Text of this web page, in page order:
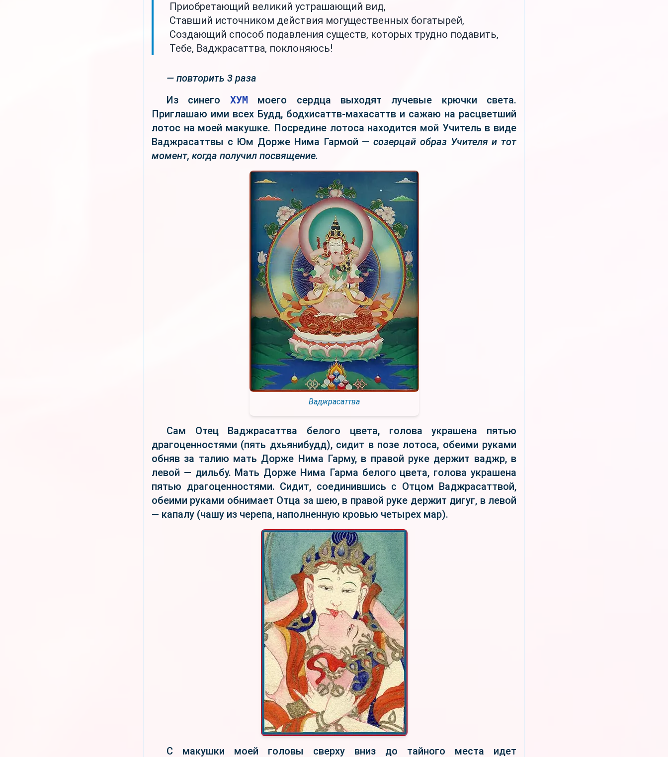
Приобретающий великий устрашающий вид,
Ставший источником действия могущественных богатырей,
Создающий способ подавления существ, которых трудно подавить,
Тебе, Ваджрасаттва, поклоняюсь!
— повторить 3 раза
Из синего ХУМмоего сердца выходят лучевые крючки света.
Приглашаю ими всех Будд, бодхисаттв-махасаттв и сажаю на расцветший
лотос на моей макушке. Посредине лотоса находится мой Учитель в виде
Ваджрасаттвы с Юм Дорже Нима Гармой —созерцай образ Учителя и тот
момент, когда получил посвящение.
Ваджрасаттва
Сам Отец Ваджрасаттва белого цвета, голова украшена пятью
драгоценностями (пять дхьянибудд), сидит в позе лотоса, обеими руками
обняв за талию мать Дорже Нима Гарму, в правой руке держит ваджр, в
левой — дильбу. Мать Дорже Нима Гарма белого цвета, голова украшена
пятью драгоценностями. Сидит, соединившись с Отцом Ваджрасаттвой,
обеими руками обнимает Отца за шею, в правой руке держит дигуг, в левой
— капалу (чашу из черепа, наполненную кровью четырех мар).
С макушки моей головы сверху вниз до тайного места идет